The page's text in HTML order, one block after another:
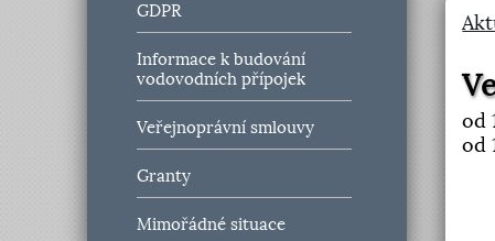
GDPR
Informace k budování
vodovodních přípojek
Veřejnoprávní smlouvy
Granty
Mimořádné situace
od
od